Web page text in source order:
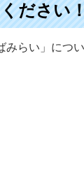
ださい！
らい」につ